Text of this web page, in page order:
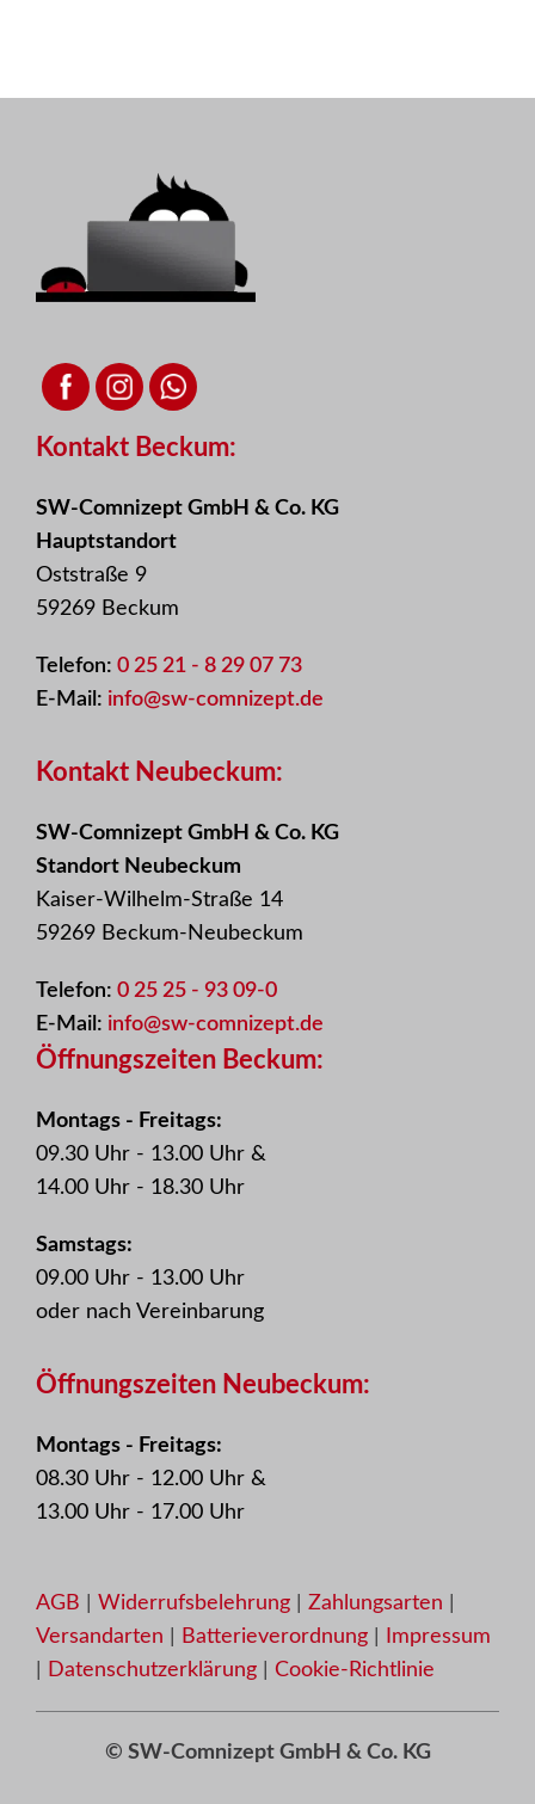
Kontakt Beckum:
SW-Comnizept GmbH & Co. KG
Hauptstandort
Oststraße 9
59269 Beckum
Telefon: 0 25 21 - 8 29 07 73
E-Mail: info@sw-comnizept.de
Kontakt Neubeckum:
SW-Comnizept GmbH & Co. KG
Standort Neubeckum
Kaiser-Wilhelm-Straße 14
59269 Beckum-Neubeckum
Telefon: 0 25 25 - 93 09-0
E-Mail: info@sw-comnizept.de
Öffnungszeiten Beckum:
Montags - Freitags:
09.30 Uhr - 13.00 Uhr &
14.00 Uhr - 18.30 Uhr
Samstags:
09.00 Uhr - 13.00 Uhr
oder nach Vereinbarung
Öffnungszeiten Neubeckum:
Montags - Freitags:
08.30 Uhr - 12.00 Uhr &
13.00 Uhr - 17.00 Uhr
AGB Widerrufsbelehrung Zahlungsarten
Versandarten
Batterieverordnung
Impressum
Datenschutzerklärung Cookie-Richtlinie
© SW-Comnizept GmbH & Co. KG